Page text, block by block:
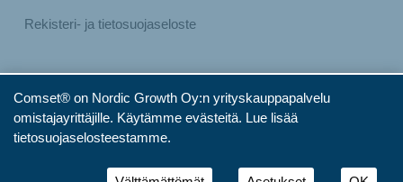
Comset® on Nordic Growth Oy:n yrityskauppapalvelu
omistajayrittäjille. Käytämme evästeitä. Lue lisää
tietosuojaselosteestamme.
Rekisteri- ja tietosuojaseloste